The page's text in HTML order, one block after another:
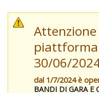
Attenzione
30/06/
dal 1/7/2024 è
BANDI DI GARA E